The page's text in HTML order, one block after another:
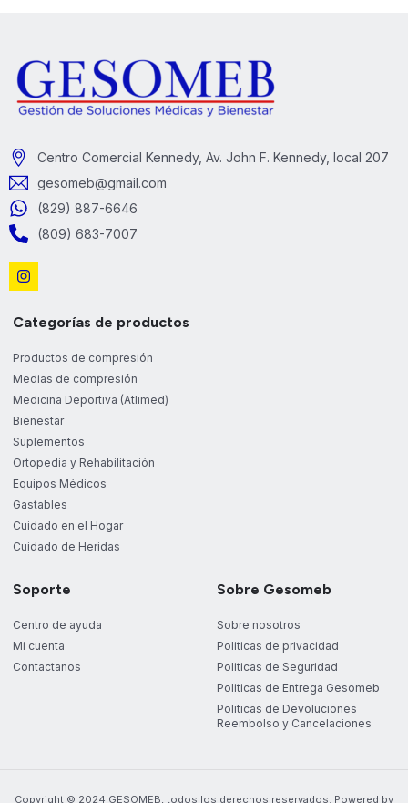
Centro Comercial Kennedy, Av. John F. Kennedy, local 207
gesomeb@gmail.com
(829) 887-6646
(809) 683-7007
Categorías de productos
Productos de compresión
Medias de compresión
Medicina Deportiva (Atlimed)
Bienestar
Suplementos
Ortopedia y Rehabilitación
Equipos Médicos
Gastables
Cuidado en el Hogar
Cuidado de Heridas
Soporte
Centro de ayuda
Mi cuenta
Contactanos
Sobre Gesomeb
Sobre nosotros
Politicas de privacidad
Politicas de Seguridad
Politicas de Entrega Gesomeb
Politicas de Devoluciones
Reembolso y Cancelaciones
Copyright © 2024 GESOMEB, todos los derechos reservados. Powered by